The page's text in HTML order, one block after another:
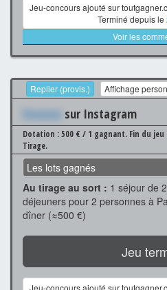
Jeu-concours ajouté sur
Terminé depuis le
Voir les
Replier (provis.) Affichage
Xxxxxxx sur Instagram
Dotation : 500 € / 1 gagnant. Fin du
Tirage.
Les lots gagnés
Au tirage au sort : 1 séjour de
déjeuners pour 2 personnes à
dîner (≈500 €)
Jeu
Jeu-concours ajouté sur